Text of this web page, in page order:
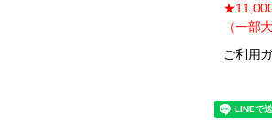
（一部
ご利用